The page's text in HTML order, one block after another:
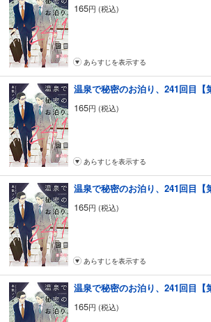
165円 (税込)
あらすじを表示する
温泉で秘密のお泊り、241回目【
165円 (税込)
あらすじを表示する
温泉で秘密のお泊り、241回目【
165円 (税込)
あらすじを表示する
温泉で秘密のお泊り、241回目【
165円 (税込)